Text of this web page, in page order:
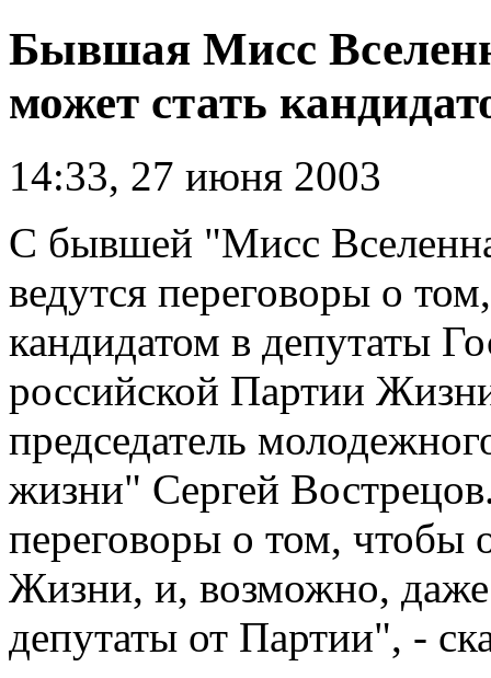
Бывшая Мисс
может стать
14:33, 27 июня 2003
С бывшей "Мисс
ведутся переговоры о
кандидатом в депутаты
российской Партии
председатель
жизни" Сергей
переговоры о том, чтобы
Жизни, и, возможно, даже
депутаты от Партии", -